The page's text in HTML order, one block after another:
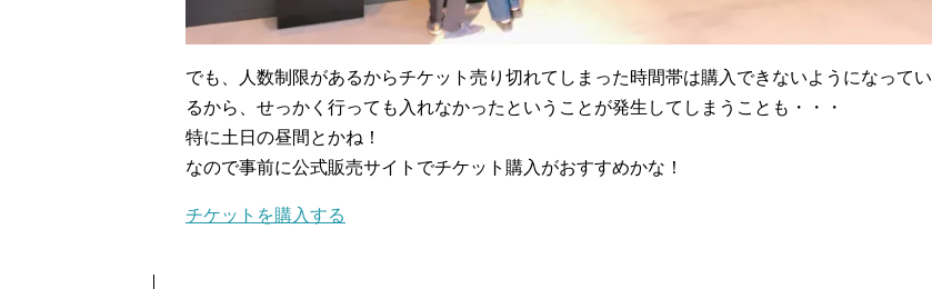
でも、人数制限があるからチケット売り切れてしまった時間帯は購入できないようになってい
るから、せっかく行っても入れなかったということが発生してしまうことも・・・
特に土日の昼間とかね！
なので事前に公式販売サイトでチケット購入がおすすめかな！
チケットを購入する